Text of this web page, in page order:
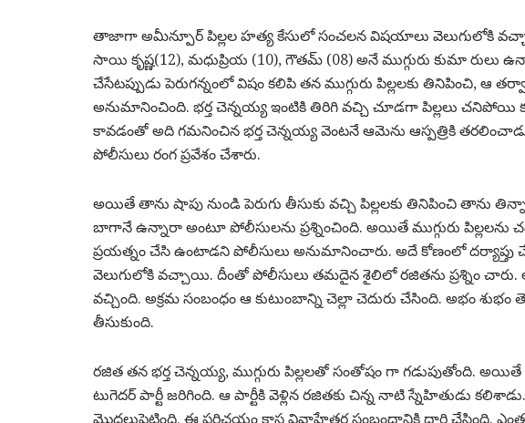
తాజాగా అమీన్పూర్ పిల్లల హత్య కేసులో సంచలన విషయాలు వెలుగులోకి
సాయి కృష్ణ(12), మధుప్రియ (10), గౌతమ్ (08) అనే ముగ్గురు కుమా రులు
చేసేటప్పుడు పెరుగన్నంలో విషం కలిపి తన ముగ్గురు పిల్లలకు తినిపించి, ఆ
అనుమానించింది. భర్త చెన్నయ్య ఇంటికి తిరిగి వచ్చి చూడగా పిల్లలు చనిపోయి
కావడంతో అది గమనించిన భర్త చెన్నయ్య వెంటనే ఆమెను ఆస్పత్రికి
పోలీసులు రంగ ప్రవేశం చేశారు.
అయితే తాను షాపు నుండి పెరుగు తీసుకు వచ్చి పిల్లలకు తినిపించి తాను
బాగానే ఉన్నారా అంటూ పోలీసులను ప్రశ్నించింది. అయితే ముగ్గురు పిల్లలను
ప్రయత్నం చేసి ఉంటాడని పోలీసులు అనుమానించారు. అదే కోణంలో దర్యాప్తు
వెలుగులోకి వచ్చాయి. దీంతో పోలీసులు తమదైన శైలిలో రజితను ప్రశ్నిం చారు.
వచ్చింది. అక్రమ సంబంధం ఆ కుటుంబాన్ని చెల్లా చెదురు చేసింది. అభం
తీసుకుంది.
రజిత తన భర్త చెన్నయ్య, ముగ్గురు పిల్లలతో సంతోషం గా గడుపుతోంది.
టుగెదర్ పార్టీ జరిగింది. ఆ పార్టీకి వెళ్లిన రజితకు చిన్న నాటి స్నేహితుడు
మొదలుపెట్టింది. ఈ పరిచయం కాస్త వివాహేతర సంబంధానికి దారి చేసింది.